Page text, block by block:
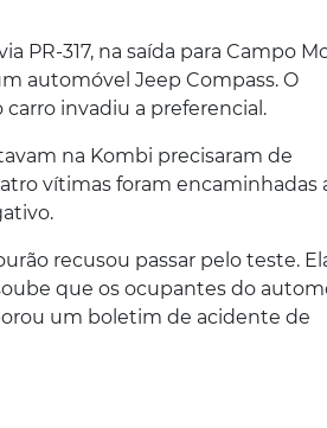
PR-317, na saída para Campo
automóvel Jeep Compass. O
invadiu a preferencial.
na Kombi precisaram de
vítimas foram encaminhadas
recusou passar pelo teste.
que os ocupantes do
um boletim de acidente de